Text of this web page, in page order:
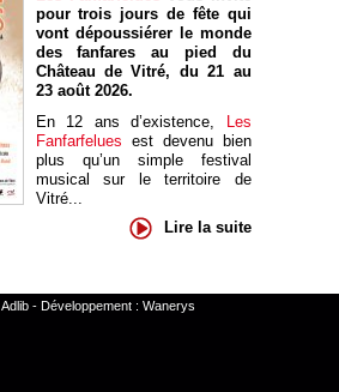
pour trois jours de fête qui
vont dépoussiérer le monde
des fanfares au pied du
Château de Vitré, du 21 au
23 août 2026.
En 12 ans d’existence, Les
Fanfarfelues est devenu bien
plus qu’un simple festival
musical sur le territoire de
Vitré...
Lire la suite
Adlib- Développement : Wanerys